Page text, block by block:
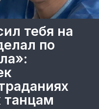
тебя на
по
танцам